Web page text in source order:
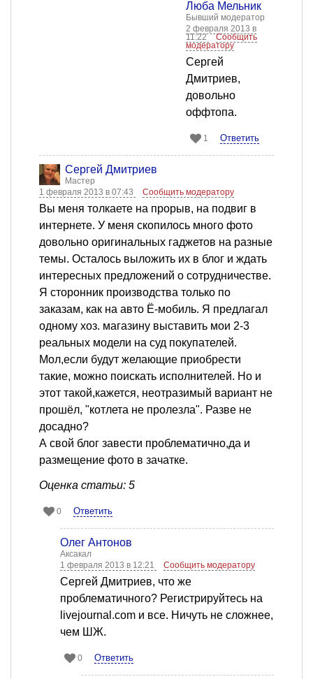
Люба Мельник
Бывший модератор
2 февраля 2013 в
11:22
Сообщить
модератору
Сергей
Дмитриев,
довольно
оффтопа.
1 Ответить
Сергей Дмитриев
Мастер
1 февраля 2013 в 07:43
Сообщить модератору
Вы меня толкаете на прорыв, на подвиг в
интернете. У меня скопилось много фото
довольно оригинальных гаджетов на разные
темы. Осталось выложить их в блог и ждать
интересных предложений о сотрудничестве.
Я сторонник производства только по
заказам, как на авто Ё-мобиль. Я предлагал
одному хоз. магазину выставить мои 2-3
реальных модели на суд покупателей.
Мол,если будут желающие приобрести
такие, можно поискать исполнителей. Но и
этот такой,кажется, неотразимый вариант не
прошёл, "котлета не пролезла". Разве не
досадно?
А свой блог завести проблематично,да и
размещение фото в зачатке.
Оценка статьи: 5
0 Ответить
Олег Антонов
Аксакал
1 февраля 2013 в 12:21
Сообщить модератору
Сергей Дмитриев, что же
проблематичного? Регистрируйтесь на
livejournal.com и все. Ничуть не сложнее,
чем ШЖ.
0 Ответить